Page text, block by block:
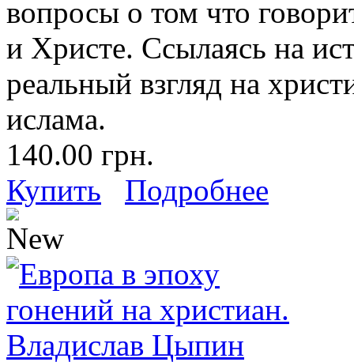
вопросы о том что
и Христе. Ссылаясь на
реальный взгляд на
ислама.
140.00 грн.
Купить
Подробнее